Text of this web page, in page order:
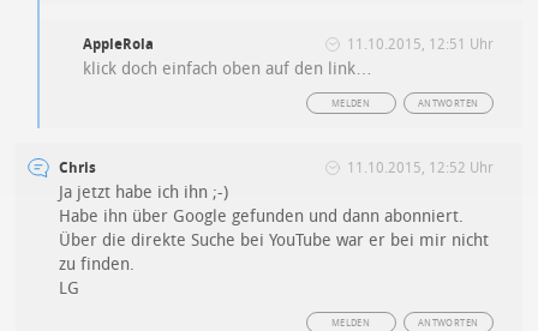
AppleRola 11.10.2015, 12:51 Uhr
klick doch einfach oben auf den link…
ANTWORTEN
MELDEN
Chris 11.10.2015, 12:52 Uhr
Ja jetzt habe ich ihn ;-)
Habe ihn über Google gefunden und dann abonniert.
Über die direkte Suche bei YouTube war er bei mir nicht
zu finden.
LG
ANTWORTEN
MELDEN